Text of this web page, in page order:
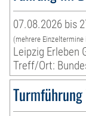
07.08.2026 bis
(mehrere
Leipzig Erleben
Treff/Ort: